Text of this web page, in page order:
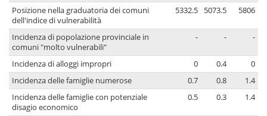
Posizione nella graduatoria dei comuni
dell'indice di vulnerabilità
5332.5 5073.5 5806
Incidenza di popolazione provinciale in
comuni "molto vulnerabili"
- - -
Incidenza di alloggi impropri 0 0.4
0
Incidenza delle famiglie numerose
0.7 0.8
1.4
Incidenza delle famiglie con potenziale
disagio economico
0.5 0.3 1.4